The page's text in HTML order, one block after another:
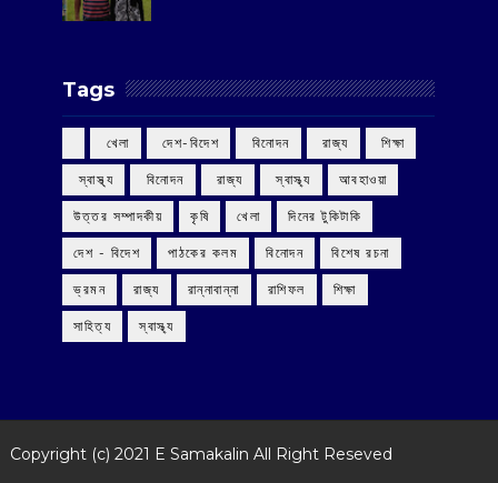
Tags
‌ খেলা ‌ দেশ-বিদেশ ‌ বিনোদন ‌ রাজ্য ‌ শিক্ষা
‌ স্বাস্থ্য ‌ বিনোদন ‌ রাজ্য ‌ স্বাস্থ্য আবহাওয়া
উত্তর সম্পাদকীয় কৃষি খেলা দিনের টুকিটাকি
দেশ - বিদেশ পাঠকের কলম বিনোদন বিশেষ রচনা
ভ্রমন রাজ্য রান্নাবান্না রাশিফল শিক্ষা
সাহিত্য স্বাস্থ্য
Copyright (c) 2021 E Samakalin All Right Reseved